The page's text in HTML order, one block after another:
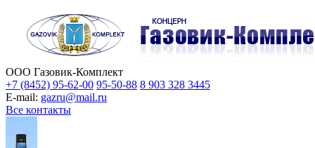
ООО Газовик-Комплект
+7 (8452) 95-62-00 95-50-88 8 903 328 3445
E-mail: gazru@mail.ru
Все контакты